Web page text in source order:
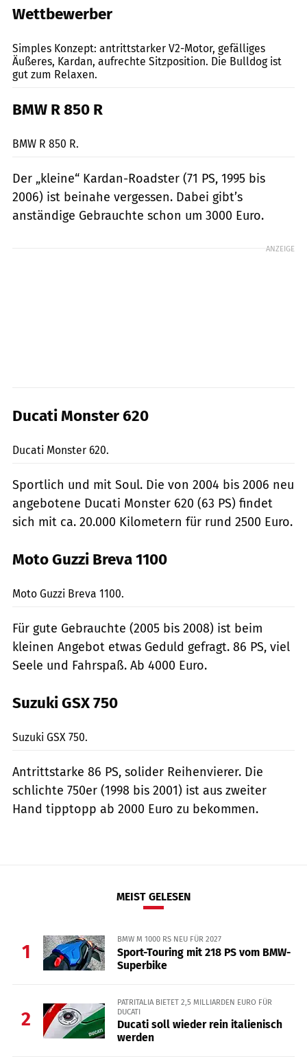
Wettbewerber
Simples Konzept: antrittstarker V2-Motor, gefälliges
Äußeres, Kardan, aufrechte Sitzposition. Die Bulldog ist
gut zum Relaxen.
BMW R 850 R
BMW R 850 R.
Der „kleine“ Kardan-Roadster (71 PS, 1995 bis
2006) ist beinahe vergessen. Dabei gibt’s
anständige Gebrauchte schon um 3000 Euro.
ANZEIGE
Ducati Monster 620
Ducati Monster 620.
Sportlich und mit Soul. Die von 2004 bis 2006 neu
angebotene Ducati Monster 620 (63 PS) findet
sich mit ca. 20.000 Kilometern für rund 2500 Euro.
Moto Guzzi Breva 1100
Moto Guzzi Breva 1100.
Für gute Gebrauchte (2005 bis 2008) ist beim
kleinen Angebot etwas Geduld gefragt. 86 PS, viel
Seele und Fahrspaß. Ab 4000 Euro.
Suzuki GSX 750
Suzuki GSX 750.
Antrittstarke 86 PS, solider Reihenvierer. Die
schlichte 750er (1998 bis 2001) ist aus zweiter
Hand tipptopp ab 2000 Euro zu bekommen.
MEIST GELESEN
1
BMW M 1000 RS NEU FÜR 2027
Sport-Touring mit 218 PS vom BMW-
Superbike
2
PATRITALIA BIETET 2,5 MILLIARDEN EURO FÜR
DUCATI
Ducati soll wieder rein italienisch
werden